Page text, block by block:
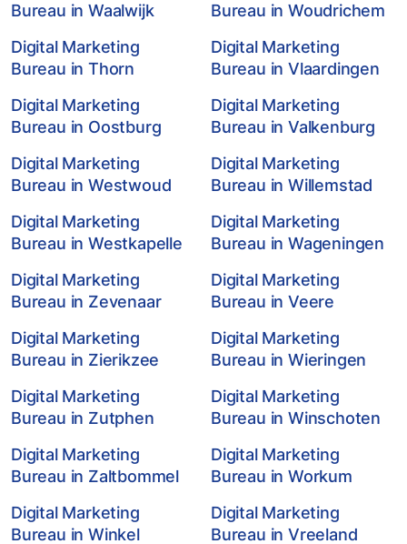
Bureau in Waalwijk
Bureau in Woudrichem
Digital Marketing
Bureau in Thorn
Digital Marketing
Bureau in Vlaardingen
Digital Marketing
Bureau in Oostburg
Digital Marketing
Bureau in Valkenburg
Digital Marketing
Bureau in Westwoud
Digital Marketing
Bureau in Willemstad
Digital Marketing
Bureau in Westkapelle
Digital Marketing
Bureau in Wageningen
Digital Marketing
Bureau in Zevenaar
Digital Marketing
Bureau in Veere
Digital Marketing
Bureau in Zierikzee
Digital Marketing
Bureau in Wieringen
Digital Marketing
Bureau in Zutphen
Digital Marketing
Bureau in Winschoten
Digital Marketing
Bureau in Zaltbommel
Digital Marketing
Bureau in Workum
Digital Marketing
Bureau in Winkel
Digital Marketing
Bureau in Vreeland